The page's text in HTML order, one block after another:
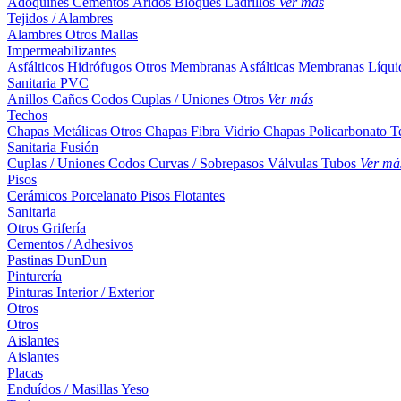
Tejidos / Alambres
Alambres Otros Mallas
Impermeabilizantes
Asfálticos Hidrófugos Otros Membranas Asfálticas Membranas
Sanitaria PVC
Anillos Caños Codos Cuplas / Uniones Otros Ver más
Techos
Chapas Metálicas Otros Chapas Fibra Vidrio Chapas Policarbonato
Sanitaria Fusión
Cuplas / Uniones Codos Curvas / Sobrepasos Válvulas Tubos Ver
Pisos
Cerámicos Porcelanato Pisos Flotantes
Sanitaria
Otros Grifería
Cementos / Adhesivos
Pastinas DunDun
Pinturería
Pinturas Interior / Exterior
Otros
Otros
Aislantes
Aislantes
Placas
Enduídos / MasillasYeso